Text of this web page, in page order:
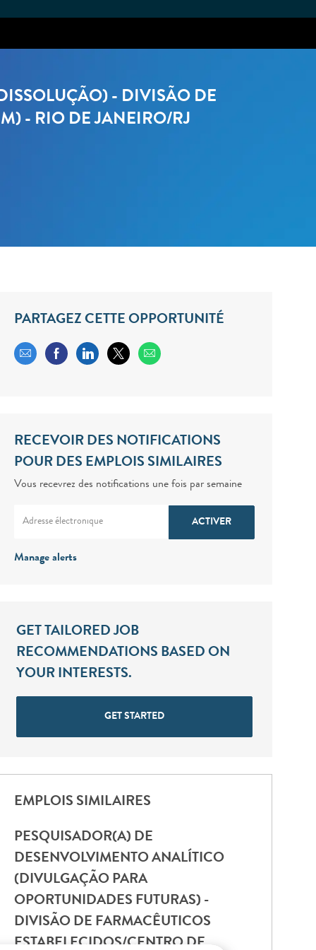
- DIVISÃO DE
- RIO DE JANEIRO/RJ
PARTAGEZ CETTE OPPORTUNITÉ
Share via emailShare via Facebook
Share via LinkedIn
Share via twitter
RECEVOIR DES NOTIFICATIONS
POUR DES EMPLOIS SIMILAIRES
Vous recevrez des notifications une fois par semaine
ACTIVER
Manage alerts
GET TAILORED JOB
RECOMMENDATIONS BASED ON
YOUR INTERESTS.
GET STARTED
EMPLOIS SIMILAIRES
PESQUISADOR(A) DE
DESENVOLVIMENTO ANALÍTICO
(DIVULGAÇÃO PARA
OPORTUNIDADES FUTURAS) -
DIVISÃO DE FARMACÊUTICOS
ESTABELECIDOS/CENTRO DE